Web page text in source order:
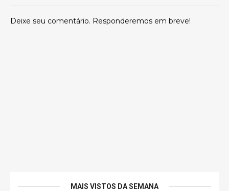
Deixe seu comentário. Responderemos em breve!
MAIS VISTOS DA SEMANA